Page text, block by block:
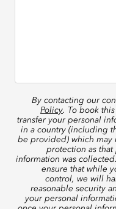
By contacting our
Policy. To book
transfer your personal
in a country (including
be provided) which may
protection as
information was
ensure that while
control, we will
reasonable security
your personal